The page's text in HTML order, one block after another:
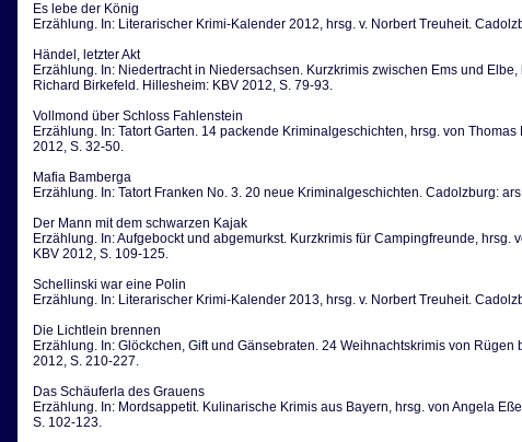
Es lebe der König
Erzählung. In: Literarischer Krimi-Kalender 2012, hrsg. v. Norbert Treuheit.
Händel, letzter Akt
Erzählung. In: Niedertracht in Niedersachsen. Kurzkrimis zwischen Ems und
Richard Birkefeld. Hillesheim: KBV 2012, S. 79-93.
Vollmond über Schloss Fahlenstein
Erzählung. In: Tatort Garten. 14 packende Kriminalgeschichten, hrsg. von
2012, S. 32-50.
Mafia Bamberga
Erzählung. In: Tatort Franken No. 3. 20 neue Kriminalgeschichten. Cadolzburg:
Der Mann mit dem schwarzen Kajak
Erzählung. In: Aufgebockt und abgemurkst. Kurzkrimis für Campingfreunde, hrsg.
KBV 2012, S. 109-125.
Schellinski war eine Polin
Erzählung. In: Literarischer Krimi-Kalender 2013, hrsg. v. Norbert Treuheit.
Die Lichtlein brennen
Erzählung. In: Glöckchen, Gift und Gänsebraten. 24 Weihnachtskrimis von
2012, S. 210-227.
Das Schäuferla des Grauens
Erzählung. In: Mordsappetit. Kulinarische Krimis aus Bayern, hrsg. von Angela
S. 102-123.